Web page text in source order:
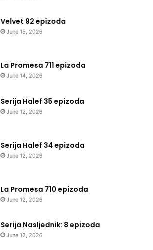
Velvet 92 epizoda
June 15, 2026
La Promesa 711 epizoda
June 14, 2026
Serija Halef 35 epizoda
June 12, 2026
Serija Halef 34 epizoda
June 12, 2026
La Promesa 710 epizoda
June 12, 2026
Serija Nasljednik: 8 epizoda
June 12, 2026